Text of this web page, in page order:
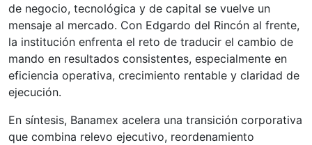
de negocio, tecnológica y de capital se vuelve un
mensaje al mercado. Con Edgardo del Rincón al frente,
la institución enfrenta el reto de traducir el cambio de
mando en resultados consistentes, especialmente en
eficiencia operativa, crecimiento rentable y claridad de
ejecución.
En síntesis, Banamex acelera una transición corporativa
que combina relevo ejecutivo, reordenamiento